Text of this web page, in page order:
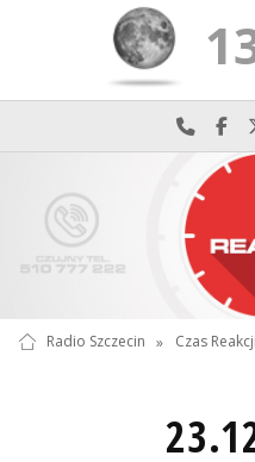
Radio Szczecin » Czas Reakcji